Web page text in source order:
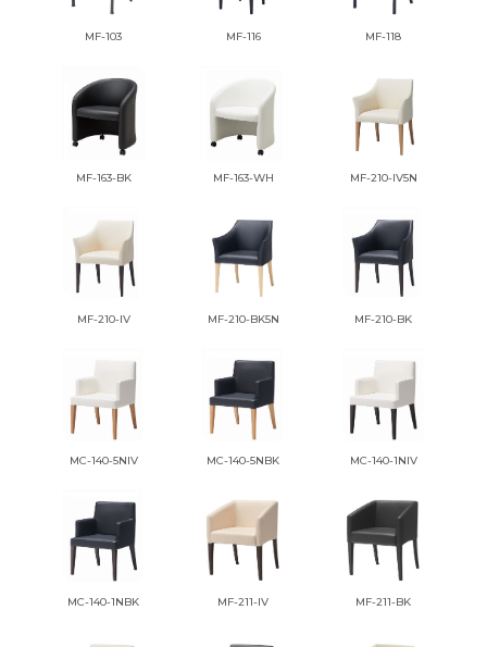
MF-103 MF-116 MF-118
MF-163-BK MF-163-WH MF-210-IV5N
MF-210-IV MF-210-BK5N MF-210-BK
MC-140-5NIV MC-140-5NBK MC-140-1NIV
MC-140-1NBK MF-211-IV MF-211-BK